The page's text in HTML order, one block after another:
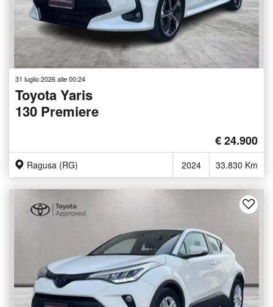
31 luglio 2026 alle 00:24
Toyota Yaris
130 Premiere
€ 24.900
Ragusa (RG) 2024 33.830 Km